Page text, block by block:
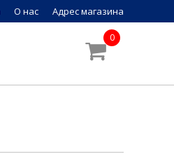
О нас Адрес магазина
0